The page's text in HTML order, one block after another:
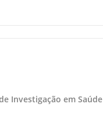
Investigação em Saúde